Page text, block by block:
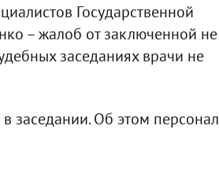
Государственной
– жалоб от заключенной не
заседаниях врачи не
заседании. Об этом персонал